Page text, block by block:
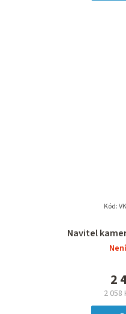
Navitel
2 058
2
Kód: